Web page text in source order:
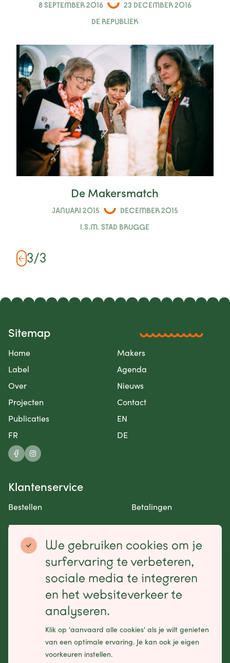
8 SEPTEMBER 2016
23 DECEMBER 2016
DE REPUBLIEK
De Makersmatch
JANUARI 2015
DECEMBER 2015
I.S.M. STAD BRUGGE
3/3
Sitemap
Home
Makers
Label
Agenda
Over
Nieuws
Projecten
Contact
Publicaties
EN
FR
DE
Klantenservice
Bestellen
Betalingen
Retourneren en garantie
Contact opnemen
Betaalmogelijkheden
Schrijf je in voor onze nieuwsbrief
We gebruiken cookies om je
surfervaring te verbeteren,
sociale media te integreren
en het websiteverkeer te
analyseren.
Klik op 'aanvaard alle cookies' als je wilt genieten
van een optimale ervaring. Je kan ook je eigen
voorkeuren instellen.